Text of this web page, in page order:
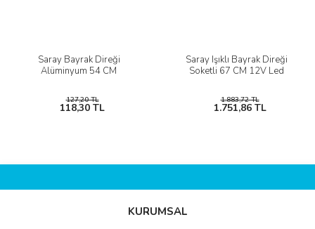
Saray Bayrak Direği
Alüminyum 54 CM
127,20 TL
118,30 TL
Saray Işıklı Bayrak Direği
Soketli 67 CM 12V Led
1.883,72 TL
1.751,86 TL
KURUMSAL